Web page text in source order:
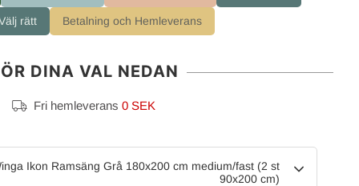
rätt Betalning och Hemleverans
DINA VAL NEDAN
Fri hemleverans 0 SEK
Ikon Ramsäng Grå 180x200 cm medium/fast (2 st
90x200 cm)